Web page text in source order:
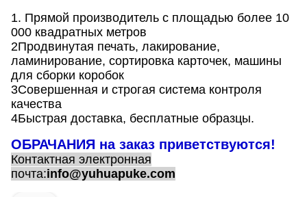
1. Прямой производитель с площадью более 10
000 квадратных метров
2Продвинутая печать, лакирование,
ламинирование, сортировка карточек, машины
для сборки коробок
3Совершенная и строгая система контроля
качества
4Быстрая доставка, бесплатные образцы.
ОБРАЧАНИЯ на заказ приветствуются!
Контактная электронная
почта:info@yuhuapuke.com